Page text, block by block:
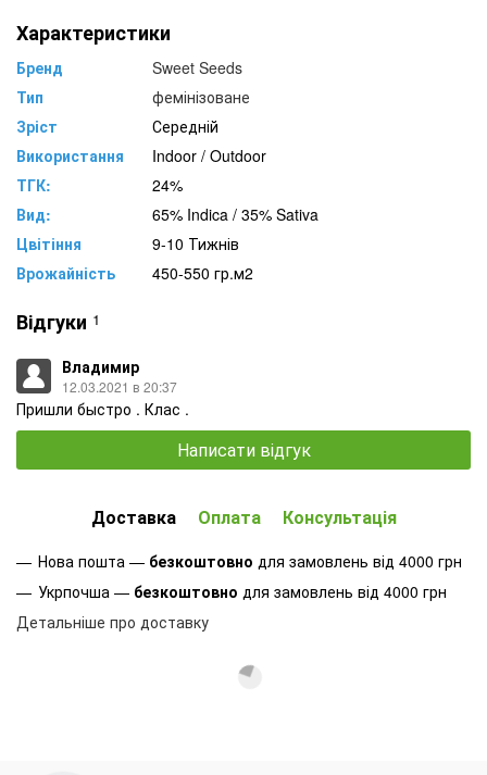
Характеристики
Бренд
Sweet Seeds
Тип
фемінізоване
Зріст
Середній
Використання
Indoor / Outdoor
ТГК:
24%
Вид:
65% Indica / 35% Sativa
Цвітіння
9-10 Тижнів
Врожайність
450-550 гр.м2
Відгуки 1
Владимир
12.03.2021 в 20:37
Пришли быстро . Клас .
Написати відгук
Доставка Оплата Консультація
Нова пошта — безкоштовно для замовлень від 4000 грн
Укрпочша — безкоштовно для замовлень від 4000 грн
Детальніше про доставку